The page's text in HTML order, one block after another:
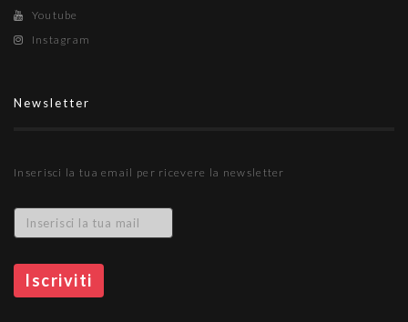
Youtube
Instagram
Newsletter
Inserisci la tua email per ricevere la newsletter